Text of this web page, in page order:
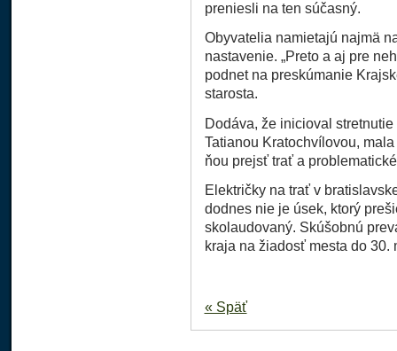
preniesli na ten súčasný.
Obyvatelia namietajú najmä
nastavenie. „Preto a aj pre
podnet na preskúmanie
starosta.
Dodáva, že inicioval
Tatianou Kratochvílovou,
ňou prejsť trať a problematické
Električky na trať v
dodnes nie je úsek, ktorý
skolaudovaný. Skúšobnú
kraja na žiadosť mesta do 30.
« Späť